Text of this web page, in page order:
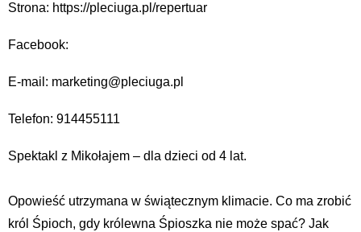
Strona: https://pleciuga.pl/repertuar
Facebook:
E-mail: marketing@pleciuga.pl
Telefon: 914455111
Spektakl z Mikołajem – dla dzieci od 4 lat.
Opowieść utrzymana w świątecznym klimacie. Co ma zrobić
król Śpioch, gdy królewna Śpioszka nie może spać? Jak